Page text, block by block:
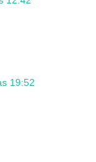
19:52